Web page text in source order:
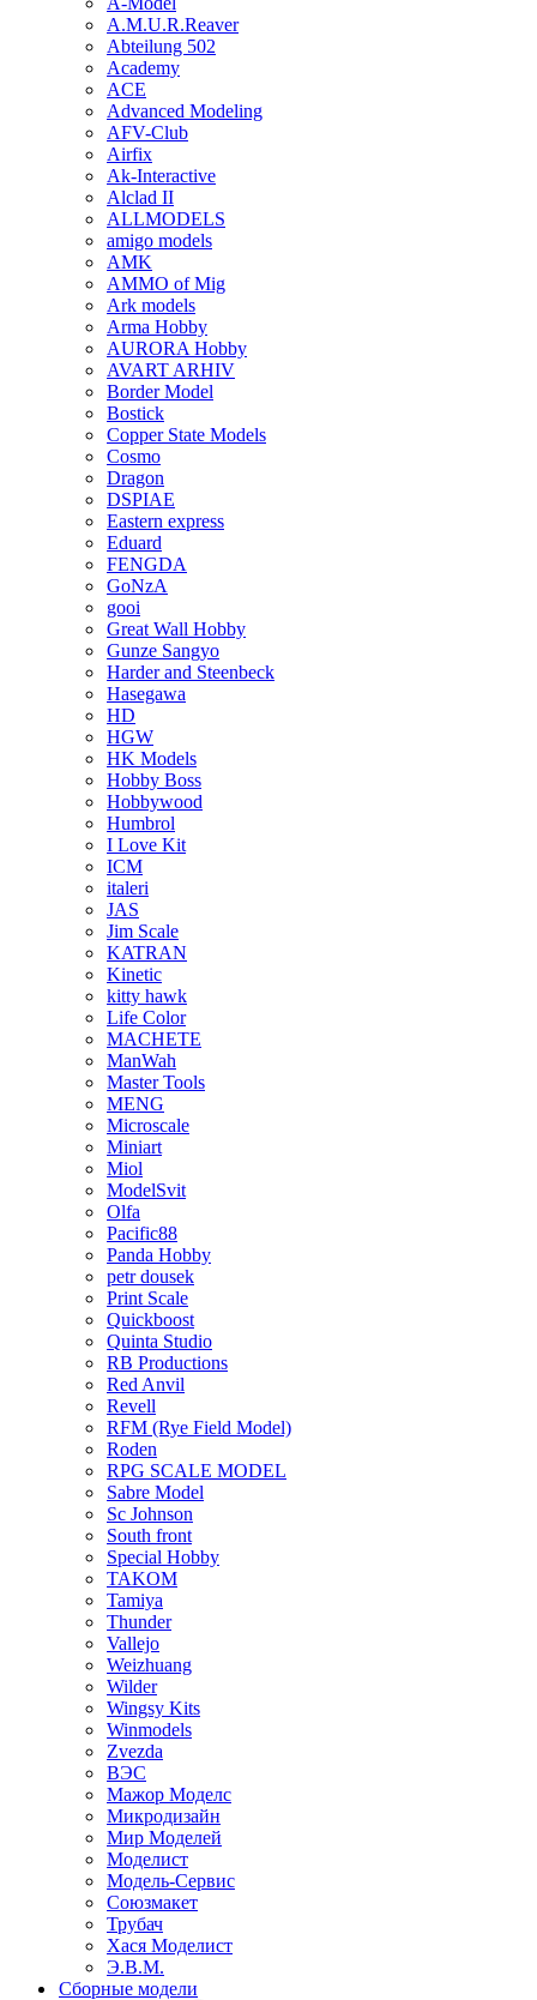
A.M.U.R.Reaver
Abteilung 502
Academy
ACE
Advanced Modeling
AFV-Club
Airfix
Ak-Interactive
Alclad II
ALLMODELS
amigo models
AMK
AMMO of Mig
Ark models
Arma Hobby
AURORA Hobby
AVART ARHIV
Border Model
Bostick
Copper State Models
Cosmo
Dragon
DSPIAE
Eastern express
Eduard
FENGDA
GoNzA
gooi
Great Wall Hobby
Gunze Sangyo
Harder and Steenbeck
Hasegawa
HD
HGW
HK Models
Hobby Boss
Hobbywood
Humbrol
I Love Kit
ICM
italeri
JAS
Jim Scale
KATRAN
Kinetic
kitty hawk
Life Color
MACHETE
ManWah
Master Tools
MENG
Microscale
Miniart
Miol
ModelSvit
Olfa
Pacific88
Panda Hobby
petr dousek
Print Scale
Quickboost
Quinta Studio
RB Productions
Red Anvil
Revell
RFM (Rye Field Model)
Roden
RPG SCALE MODEL
Sabre Model
Sc Johnson
South front
Special Hobby
TAKOM
Tamiya
Thunder
Vallejo
Weizhuang
Wilder
Wingsy Kits
Winmodels
Zvezda
ВЭС
Мажор Моделс
Микродизайн
Мир Моделей
Моделист
Модель-Сервис
Союзмакет
Трубач
Хася Моделист
Э.В.М.
Сборные модели